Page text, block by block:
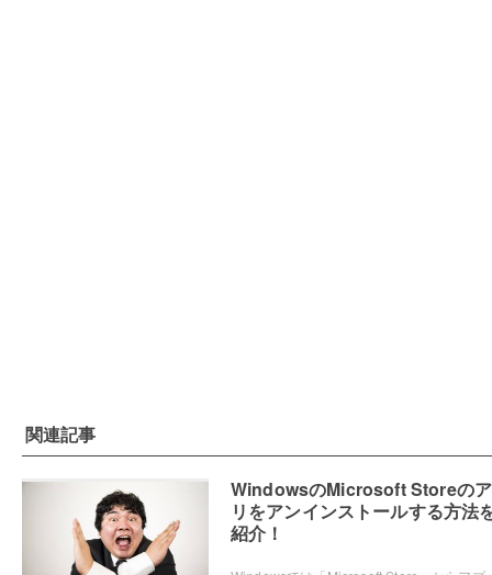
関連記事
WindowsのMicrosoft Storeの
リをアンインストールする方法
紹介！